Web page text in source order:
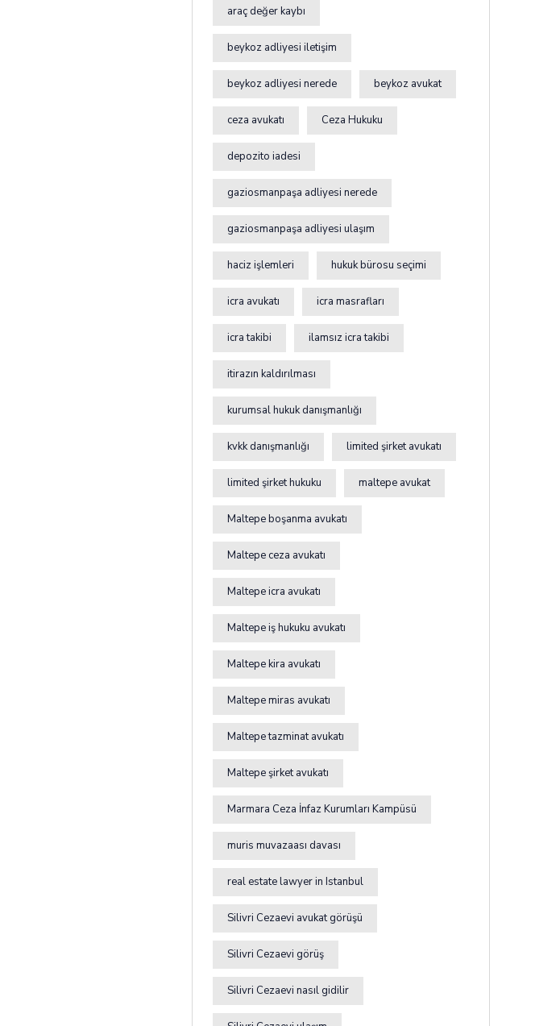
araç değer kaybı
beykoz adliyesi iletişim
beykoz adliyesi nerede beykoz avukat
ceza avukatı Ceza Hukuku
depozito iadesi
gaziosmanpaşa adliyesi nerede
gaziosmanpaşa adliyesi ulaşım
haciz işlemleri hukuk bürosu seçimi
icra avukatı icra masrafları
icra takibi ilamsız icra takibi
itirazın kaldırılması
kurumsal hukuk danışmanlığı
kvkk danışmanlığı limited şirket avukatı
limited şirket hukuku maltepe avukat
Maltepe boşanma avukatı
Maltepe ceza avukatı
Maltepe icra avukatı
Maltepe iş hukuku avukatı
Maltepe kira avukatı
Maltepe miras avukatı
Maltepe tazminat avukatı
Maltepe şirket avukatı
Marmara Ceza İnfaz Kurumları Kampüsü
muris muvazaası davası
real estate lawyer in Istanbul
Silivri Cezaevi avukat görüşü
Silivri Cezaevi görüş
Silivri Cezaevi nasıl gidilir